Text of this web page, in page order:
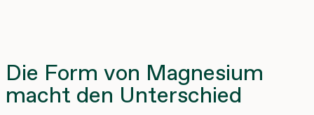
Die Form von Magnesium
macht den Unterschied